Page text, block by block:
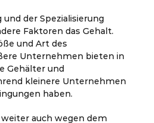
der Spezialisierung
Faktoren das Gehalt.
und Art des
Unternehmen bieten in
Gehälter und
kleinere Unternehmen
haben.
auch wegen dem